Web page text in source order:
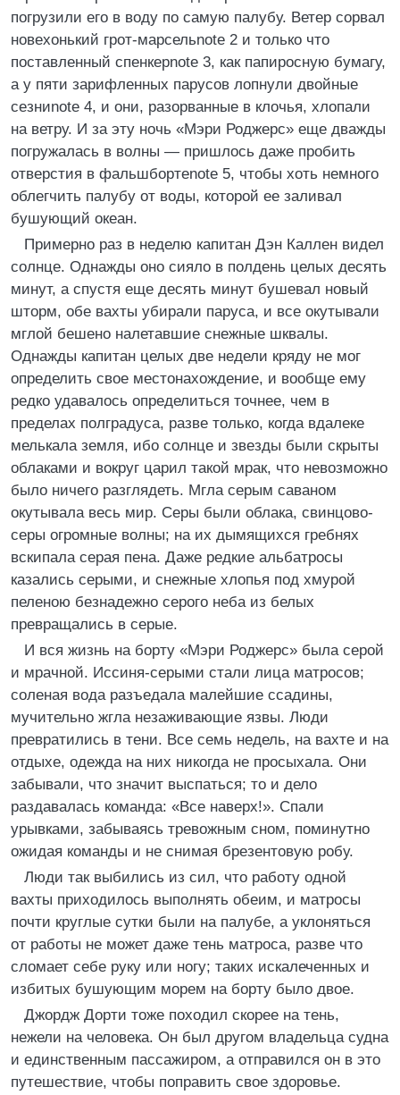
погрузили его в воду по самую палубу. Ветер сорвал
новехонький грот-марсельnote 2 и только что
поставленный спенкерnote 3, как папиросную бумагу,
а у пяти зарифленных парусов лопнули двойные
сезниnote 4, и они, разорванные в клочья, хлопали
на ветру. И за эту ночь «Мэри Роджерс» еще дважды
погружалась в волны — пришлось даже пробить
отверстия в фальшбортеnote 5, чтобы хоть немного
облегчить палубу от воды, которой ее заливал
бушующий океан.
Примерно раз в неделю капитан Дэн Каллен видел
солнце. Однажды оно сияло в полдень целых десять
минут, а спустя еще десять минут бушевал новый
шторм, обе вахты убирали паруса, и все окутывали
мглой бешено налетавшие снежные шквалы.
Однажды капитан целых две недели кряду не мог
определить свое местонахождение, и вообще ему
редко удавалось определиться точнее, чем в
пределах полградуса, разве только, когда вдалеке
мелькала земля, ибо солнце и звезды были скрыты
облаками и вокруг царил такой мрак, что невозможно
было ничего разглядеть. Мгла серым саваном
окутывала весь мир. Серы были облака, свинцово-
серы огромные волны; на их дымящихся гребнях
вскипала серая пена. Даже редкие альбатросы
казались серыми, и снежные хлопья под хмурой
пеленою безнадежно серого неба из белых
превращались в серые.
И вся жизнь на борту «Мэри Роджерс» была серой
и мрачной. Иссиня-серыми стали лица матросов;
соленая вода разъедала малейшие ссадины,
мучительно жгла незаживающие язвы. Люди
превратились в тени. Все семь недель, на вахте и на
отдыхе, одежда на них никогда не просыхала. Они
забывали, что значит выспаться; то и дело
раздавалась команда: «Все наверх!». Спали
урывками, забываясь тревожным сном, поминутно
ожидая команды и не снимая брезентовую робу.
Люди так выбились из сил, что работу одной
вахты приходилось выполнять обеим, и матросы
почти круглые сутки были на палубе, а уклоняться
от работы не может даже тень матроса, разве что
сломает себе руку или ногу; таких искалеченных и
избитых бушующим морем на борту было двое.
Джордж Дорти тоже походил скорее на тень,
нежели на человека. Он был другом владельца судна
и единственным пассажиром, а отправился он в это
путешествие, чтобы поправить свое здоровье.